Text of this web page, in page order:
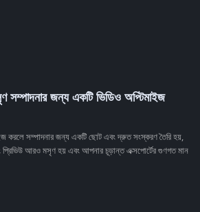
সম্পাদনার জন্য একটি ভিডিও অপ্টিমাইজ
করলে সম্পাদনার জন্য একটি ছোট এবং দ্রুত সংস্করণ তৈরি হয়,
প্রিভিউ আরও মসৃণ হয় এবং আপনার চূড়ান্ত এক্সপোর্টের গুণগত মান